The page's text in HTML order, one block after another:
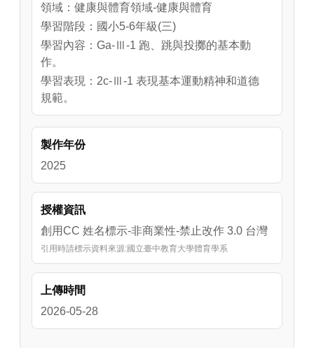
領域：健康與體育領域-健康與體育
學習階段：國小5-6年級(三)
學習內容：Ga-Ⅲ-1 跑、跳與投擲的基本動
作。
學習表現：2c-Ⅲ-1 表現基本運動精神和道德
規範。
製作年份
2025
授權資訊
創用CC 姓名標示-非商業性-禁止改作 3.0 台灣
引用時請標示資料來源:國立臺中教育大學體育學系
上傳時間
2026-05-28